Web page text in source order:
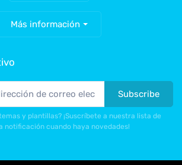
Más información
Subscribe
y plantillas? ¡Suscríbete a nuestra lista de
notificación cuando haya novedades!